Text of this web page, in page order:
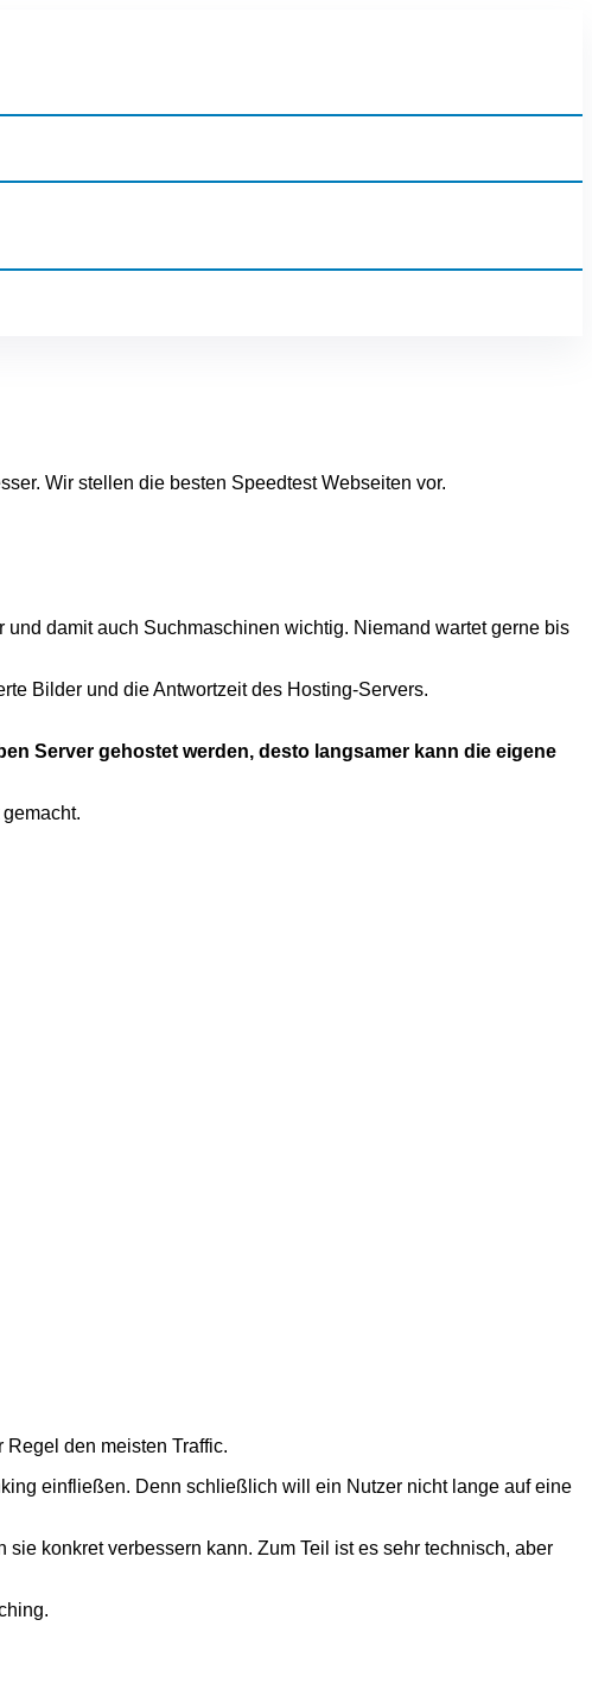
Wir stellen die besten Speedtest Webseiten vor.
und damit auch Suchmaschinen wichtig. Niemand wartet gerne bis
Bilder und die Antwortzeit des Hosting-Servers.
Server gehostet werden, desto langsamer kann die eigene
den meisten Traffic.
einfließen. Denn schließlich will ein Nutzer nicht lange auf eine
konkret verbessern kann. Zum Teil ist es sehr technisch, aber